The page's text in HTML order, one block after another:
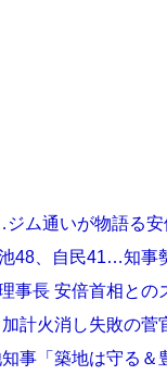
ム通いが物語る安
48、自民41…知事
事長 安倍首相との
計火消し失敗の菅
事「築地は守る＆